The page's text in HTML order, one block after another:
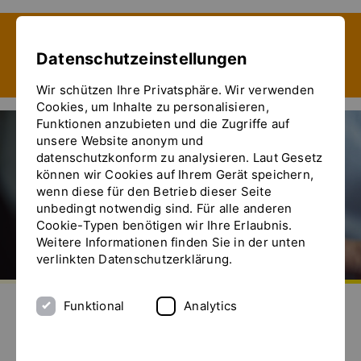
Datenschutzeinstellungen
Wir schützen Ihre Privatsphäre. Wir verwenden
Cookies, um Inhalte zu personalisieren,
Funktionen anzubieten und die Zugriffe auf
unsere Website anonym und
datenschutzkonform zu analysieren. Laut Gesetz
können wir Cookies auf Ihrem Gerät speichern,
wenn diese für den Betrieb dieser Seite
unbedingt notwendig sind. Für alle anderen
Cookie-Typen benötigen wir Ihre Erlaubnis.
Weitere Informationen finden Sie in der unten
verlinkten Datenschutzerklärung.
Funktional Analytics